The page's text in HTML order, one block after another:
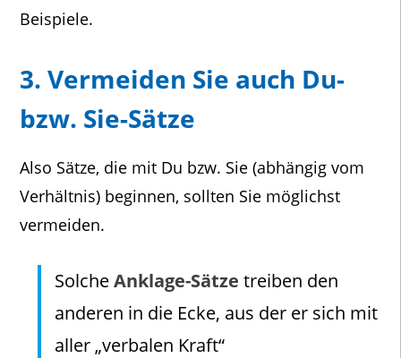
Beispiele.
3. Vermeiden Sie auch Du-
bzw. Sie-Sätze
Also Sätze, die mit Du bzw. Sie (abhängig vom
Verhältnis) beginnen, sollten Sie möglichst
vermeiden.
SolcheAnklage-Sätze treiben den
anderen in die Ecke, aus der er sich mit
aller „verbalen Kraft“